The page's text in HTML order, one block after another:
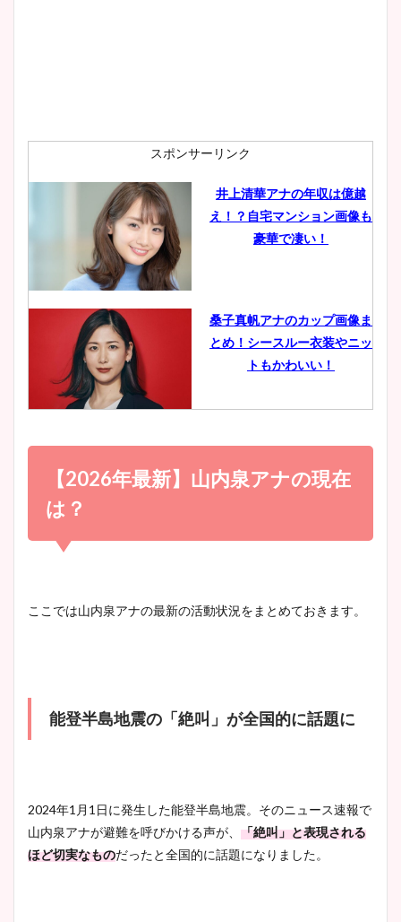
肉も凄い！
鈴木唯の太ってた時の体重が
ヤバすぎww原因や痩せたダ
豊島実季アナのカップ画像ま
とめ！美脚や水着姿に年齢も
宇賀神メグアナのニット画像
池谷実悠アナのメガネ画像が
スポンサーリンク
井上清華アナの年収は億越
え！？自宅マンション画像も
豪華で凄い！
桑子真帆アナのカップ画像ま
とめ！シースルー衣装やニッ
トもかわいい！
小室瑛莉子のカップ画像まと
め！足が美脚でニット衣装も
かわいい！
wikiプロフもチェック！
プ画像まとめ！同期や実家に
安藤萌々アナのカップ画像や
ニット衣装まとめ！美足の筋
【2026年最新】山内泉アナの現在
は？
ここでは山内泉アナの最新の活動状況をまとめておきます。
能登半島地震の「絶叫」が全国的に話題に
2024年1月1日に発生した能登半島地震。そのニュース速報で
山内泉アナが避難を呼びかける声が、 「絶叫」と表現される
ほど切実なものだったと全国的に話題になりました。